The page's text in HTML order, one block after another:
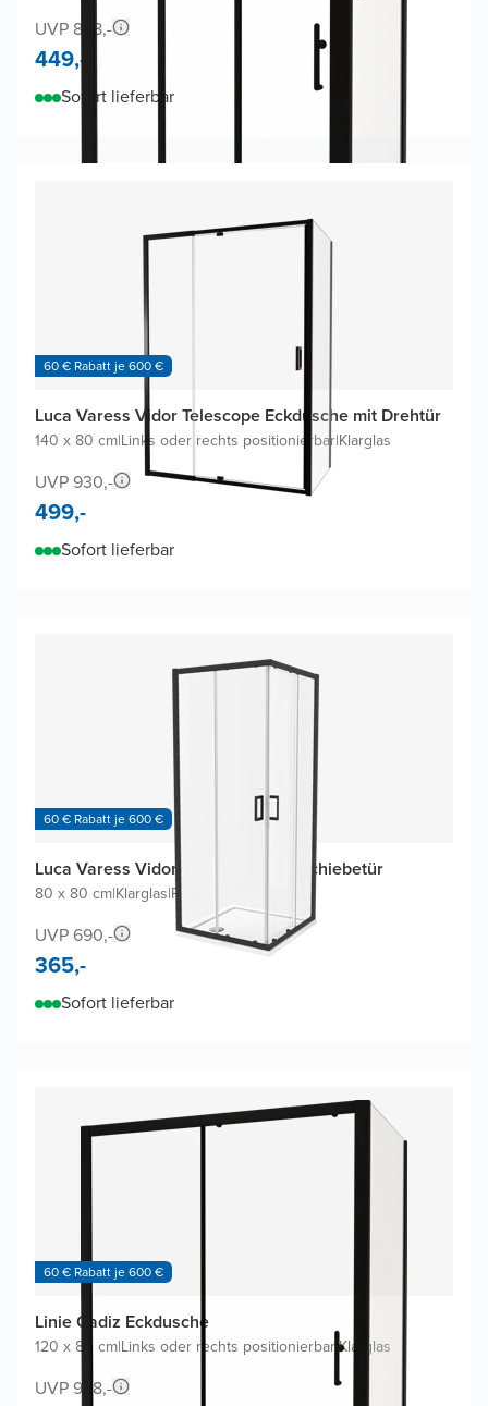
UVP 858,-
449,-
Sofort lieferbar
60 € Rabatt je 600 €
Luca Varess Vidor Telescope Eckdusche mit Drehtür
140 x 80 cm|Links oder rechts positionierbar|Klarglas
UVP 930,-
499,-
Sofort lieferbar
60 € Rabatt je 600 €
Luca Varess Vidor Eckdusche mit Schiebetür
80 x 80 cm|Klarglas|Profil Schwarz
UVP 690,-
365,-
Sofort lieferbar
60 € Rabatt je 600 €
Linie Cadiz Eckdusche
120 x 80 cm|Links oder rechts positionierbarKlarglas
UVP 998,-